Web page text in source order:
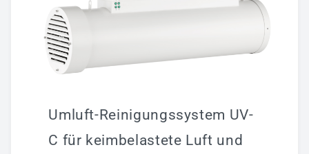
Umluft-Reinigungssystem UV-
C für keimbelastete Luft und